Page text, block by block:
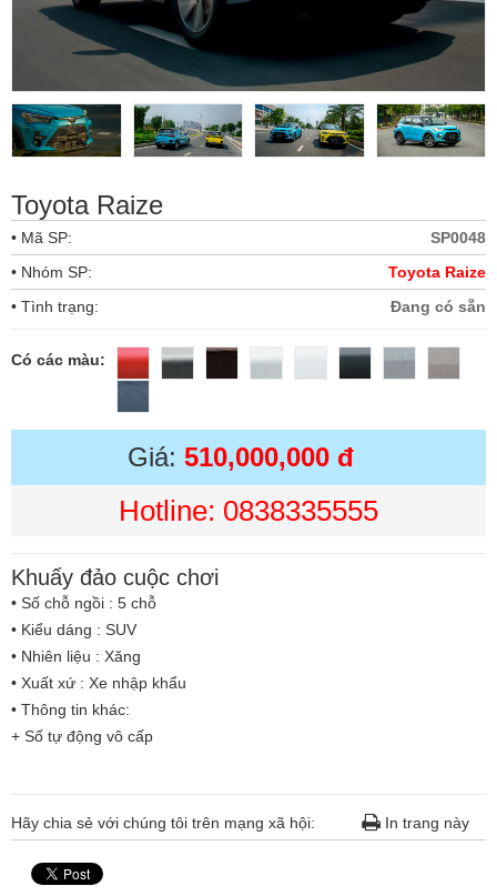
Toyota Raize
• Mã SP:
SP0048
• Nhóm SP:
Toyota Raize
• Tình trạng:
Đang có sẵn
Có các màu:
Giá: 510,000,000 đ
Hotline: 0838335555
Khuấy đảo cuộc chơi
• Số chỗ ngồi : 5 chỗ
• Kiểu dáng : SUV
• Nhiên liệu : Xăng
• Xuất xứ : Xe nhập khẩu
• Thông tin khác:
+ Số tự động vô cấp
In trang này
Hãy chia sẻ với chúng tôi trên mạng xã hội: